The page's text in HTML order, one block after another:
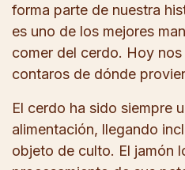
forma parte de nuestra
es uno de los mejores
comer del cerdo. Hoy
contaros de dónde
El cerdo ha sido siempre
alimentación, llegando
objeto de culto. El jamón